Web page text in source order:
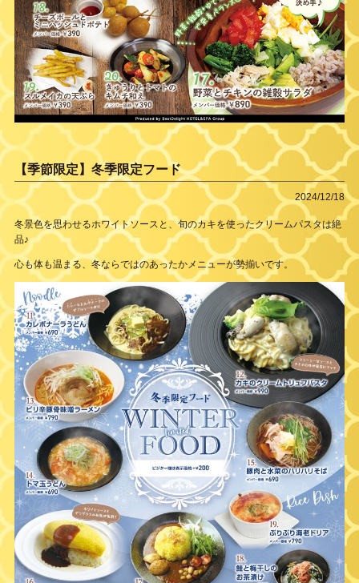
【季節限定】冬季限定フード
2024/12/18
冬景色を思わせるホワイトソースと、旬のカキを使ったクリームパスタは絶
品♪
心も体も温まる、冬ならではのあったかメニューが勢揃いです。